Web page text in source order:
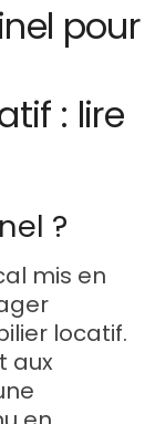
pour
: lire
?
mis en
locatif.
aux